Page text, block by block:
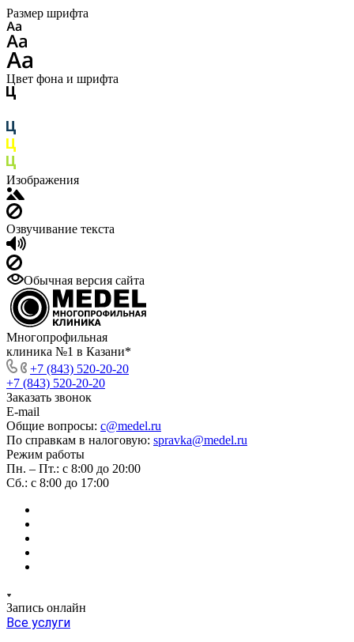
Размер шрифта
Цвет фона и шрифта
Изображения
Озвучивание текста
Обычная версия сайта
Многопрофильная
клиника №1 в Казани*
+7 (843) 520-20-20
+7 (843) 520-20-20
Заказать звонок
E-mail
Общие вопросы: c@medel.ru
По справкам в налоговую: spravka@medel.ru
Режим работы
Пн. – Пт.: с 8:00 до 20:00
Сб.: с 8:00 до 17:00
Запись онлайн
Все услуги